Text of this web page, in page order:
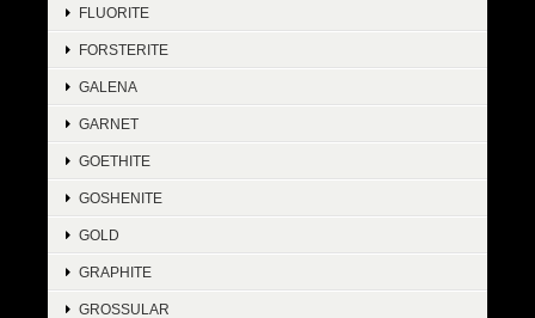
FLUORITE
FORSTERITE
GALENA
GARNET
GOETHITE
GOSHENITE
GOLD
GRAPHITE
GROSSULAR